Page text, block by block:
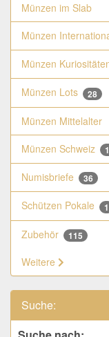
Münzen im Slab
Münzen
Münzen
Münzen Lots 28
Münzen Mittelalter
Münzen Schweiz
Numisbriefe 36
Schützen Pokale 1
Zubehör 115
Weitere
Suche: